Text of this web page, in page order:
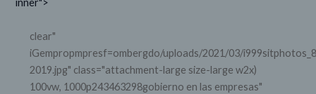
inner">
clear"
iGempropmpresf=ombergdo/uploads/2021/03/
2019.jpg" class="attachment-large size-large w2x)
100vw, 1000p243463298gobierno en las empresas"